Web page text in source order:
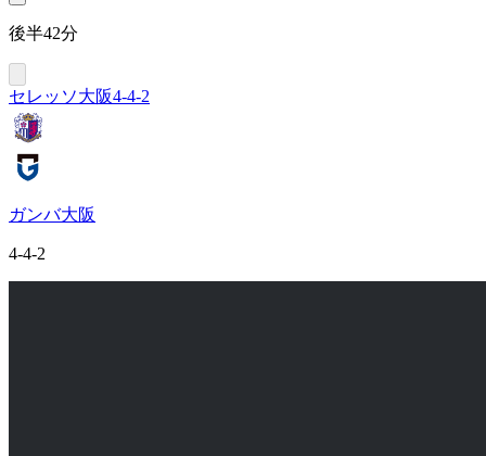
後半42分
セレッソ大阪4-4-2
ガンバ大阪
4-4-2